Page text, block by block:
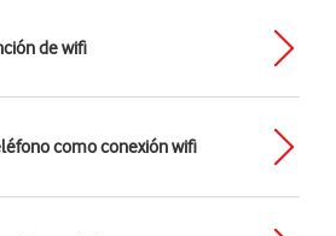
de wifi
como conexión wifi